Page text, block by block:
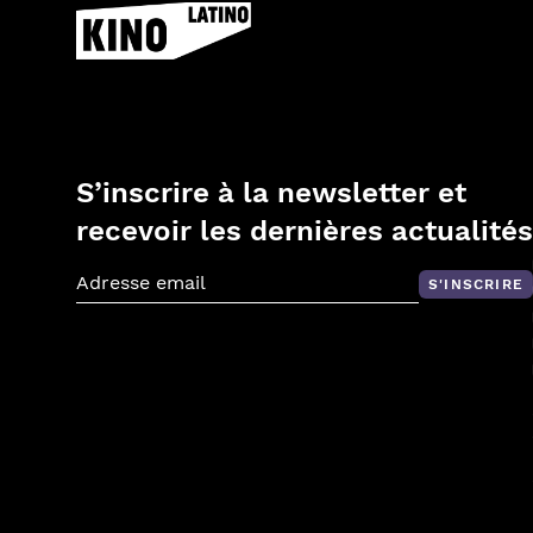
S’inscrire à la newsletter et
recevoir les dernières actualités
Adresse email S'INSCRIRE